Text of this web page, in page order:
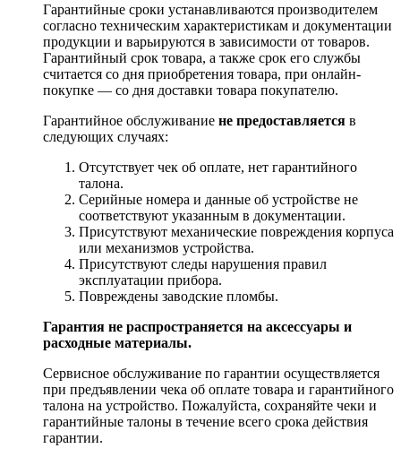
Гарантийные сроки устанавливаются производителем
согласно техническим характеристикам и документации
продукции и варьируются в зависимости от товаров.
Гарантийный срок товара, а также срок его службы
считается со дня приобретения товара, при онлайн-
покупке — со дня доставки товара покупателю.
Гарантийное обслуживание не предоставляется в
следующих случаях:
Отсутствует чек об оплате, нет гарантийного
талона.
Серийные номера и данные об устройстве не
соответствуют указанным в документации.
Присутствуют механические повреждения корпуса
или механизмов устройства.
Присутствуют следы нарушения правил
эксплуатации прибора.
Повреждены заводские пломбы.
Гарантия не распространяется на аксессуары и
расходные материалы.
Сервисное обслуживание по гарантии осуществляется
при предъявлении чека об оплате товара и гарантийного
талона на устройство. Пожалуйста, сохраняйте чеки и
гарантийные талоны в течение всего срока действия
гарантии.